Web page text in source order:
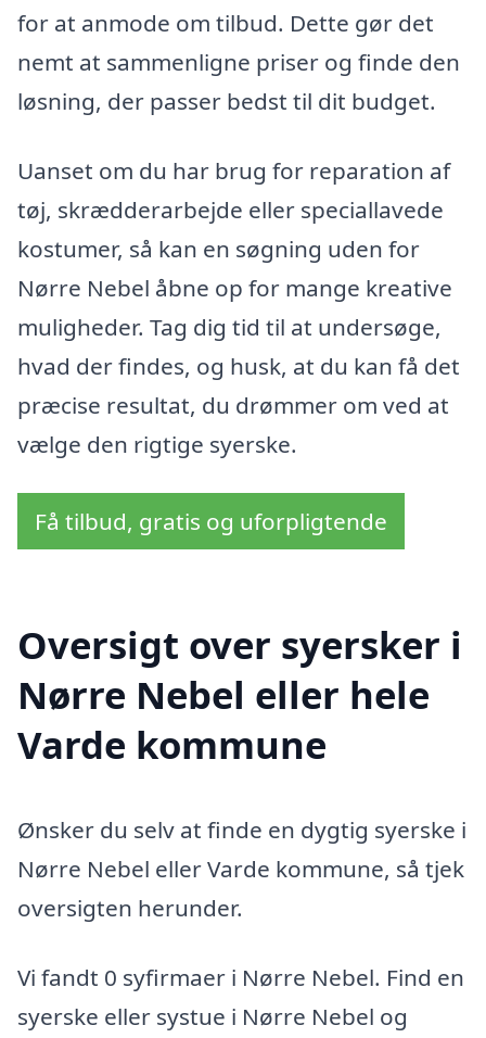
for at anmode om tilbud. Dette gør det
nemt at sammenligne priser og finde den
løsning, der passer bedst til dit budget.
Uanset om du har brug for reparation af
tøj, skrædderarbejde eller speciallavede
kostumer, så kan en søgning uden for
Nørre Nebel åbne op for mange kreative
muligheder. Tag dig tid til at undersøge,
hvad der findes, og husk, at du kan få det
præcise resultat, du drømmer om ved at
vælge den rigtige syerske.
Få tilbud, gratis og uforpligtende
Oversigt over syersker i
Nørre Nebel eller hele
Varde kommune
Ønsker du selv at finde en dygtig syerske i
Nørre Nebel eller Varde kommune, så tjek
oversigten herunder.
Vi fandt 0 syfirmaer i Nørre Nebel. Find en
syerske eller systue i Nørre Nebel og